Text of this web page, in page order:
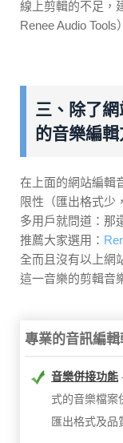
線上剪輯的不足，
Renee Audio Tools
三、除了
的音樂編輯
在上面的網站編輯
限性（匯出格式少
多用戶就問道：那
推薦大家選用：
全而且沒有以上網
這一音樂的剪輯音
專業的音訊編
音樂併接功能
式的音樂檔案
匯出格式及品